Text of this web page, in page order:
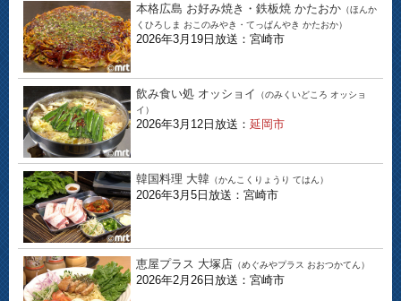
本格広島 お好み焼き・鉄板焼 かたおか （ほんか
くひろしま おこのみやき・てっぱんやき かたおか）
2026年3月19日放送：宮崎市
飲み食い処 オッショイ
（のみくいどころ オッショ
イ）
2026年3月12日放送： 延岡市
韓国料理 大韓 （かんこくりょうり てはん）
2026年3月5日放送：宮崎市
恵屋プラス 大塚店 （めぐみやプラス おおつかてん）
2026年2月26日放送：宮崎市